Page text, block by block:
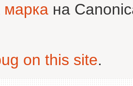
марка на
on this site.